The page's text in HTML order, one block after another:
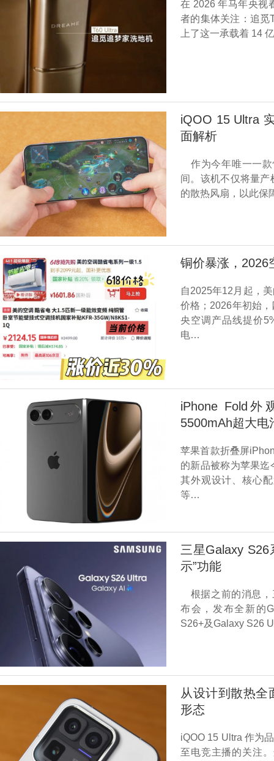
在 2026 年马年央视
者的集体关注：追觅
上了这一承载着 14
iQOO 15 Ultra
面解析
作为今年唯一一款
间。该机不仅将量
的散热风扇，以此保
铜价暴涨，2026
自2025年12月起，
价格；2026年初始
央空调产品线提价
电…
iPhone Fold
5500mAh超大电
苹果首款折叠屏
的新品被称为苹果
其外观设计、核心
等…
三星Galaxy
示”功能
根据之前的消息，
布会，发布全新的
S26+及Galaxy S26
从设计到散热全
形态
iQOO 15 Ultra 作为
至电竞主播的关注